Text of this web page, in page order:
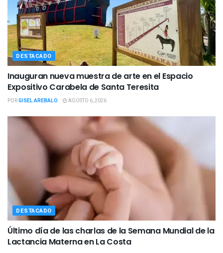
DESTACADO
Inauguran nueva muestra de arte en el Espacio
Expositivo Carabela de Santa Teresita
PORGISEL AREBALO AGOSTO 6, 2026
DESTACADO
Último día de las charlas de la Semana Mundial de la
Lactancia Materna en La Costa